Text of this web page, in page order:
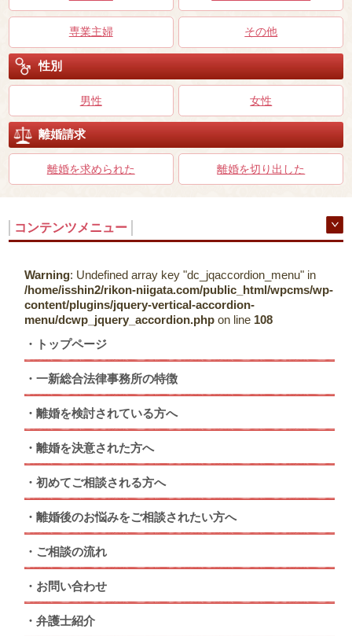
専業主婦 その他
性別
男性 女性
離婚請求
離婚を求められた 離婚を切り出した
コンテンツメニュー
Warning: Undefined array key "dc_jqaccordion_menu" in
/home/isshin2/rikon-niigata.com/public_html/wpcms/wp-
content/plugins/jquery-vertical-accordion-
menu/dcwp_jquery_accordion.php on line 108
トップページ
一新総合法律事務所の特徴
離婚を検討されている方へ
離婚を決意された方へ
初めてご相談される方へ
離婚後のお悩みをご相談されたい方へ
ご相談の流れ
お問い合わせ
弁護士紹介